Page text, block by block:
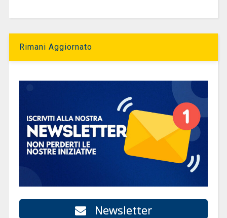
Rimani Aggiornato
Newsletter